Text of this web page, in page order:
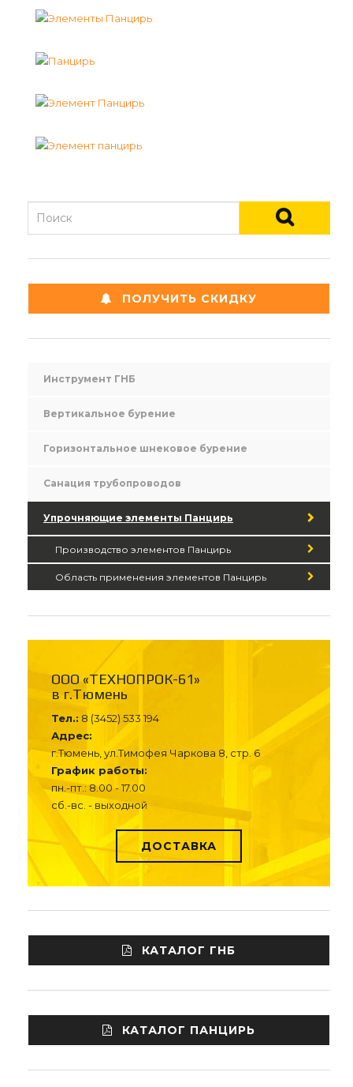
ПОЛУЧИТЬ СКИДКУ
Инструмент ГНБ
Вертикальное бурение
Горизонтальное шнековое бурение
Санация трубопроводов
Упрочняющие элементы Панцирь
Производство элементов Панцирь
Область применения элементов Панцирь
ООО «ТЕХНОПРОК-61»
в г.Тюмень
Тел.: 8 (3452) 533 194
Адрес:
г.Тюмень, ул.Тимофея Чаркова 8, стр. 6
График работы:
пн.-пт.: 8.00 - 17.00
сб.-вс. - выходной
ДОСТАВКА
КАТАЛОГ ГНБ
КАТАЛОГ ПАНЦИРЬ